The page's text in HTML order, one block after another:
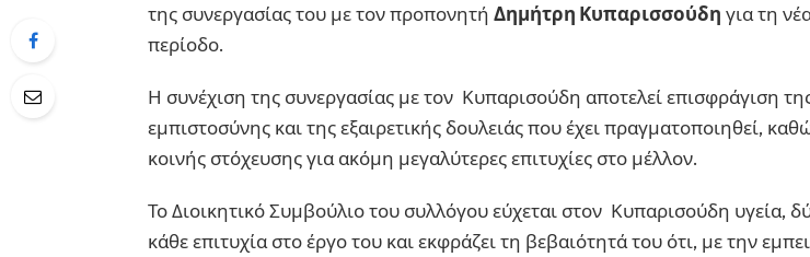
της συνεργασίας του με τον προπονητήΔημήτρη Κυπαρισσούδη για τη
περίοδο.
Η συνέχιση της συνεργασίας με τον Κυπαρισούδη αποτελεί επισφράγιση
εμπιστοσύνης και της εξαιρετικής δουλειάς που έχει πραγματοποιηθεί,
κοινής στόχευσης για ακόμη μεγαλύτερες επιτυχίες στο μέλλον.
Το Διοικητικό Συμβούλιο του συλλόγου εύχεται στον Κυπαρισούδη υγεία,
κάθε επιτυχία στο έργο του και εκφράζει τη βεβαιότητά του ότι, με την